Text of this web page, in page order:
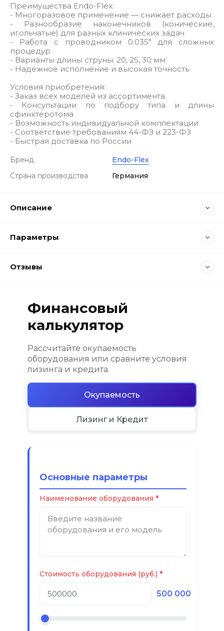
Преимущества Endo-Flex:
- Многоразовое применение — снижает расходы
- Разнообразие наконечников (конические,
игольчатые) для разных клинических задач
- Работа с проводником 0.035" для сложных
процедур
- Варианты длины струны: 20, 25, 30 мм
- Надежное исполнение и высокая точность
Условия приобретения:
- Заказ всех моделей из ассортимента
- Консультации по подбору типа и длины
сфинктеротома
- Возможность индивидуальной комплектации
- Соответствие требованиям 44-ФЗ и 223-ФЗ
- Быстрая доставка по России
Бренд
Endo-Flex
Страна производства
Германия
Описание
Параметры
Отзывы
Финансовый
калькулятор
Рассчитайте окупаемость
оборудования или сравните условия
лизинга и кредита
Окупаемость
Лизинг и Кредит
Основные параметры
Наименование оборудования
Стоимость оборудования (руб.)
500 000